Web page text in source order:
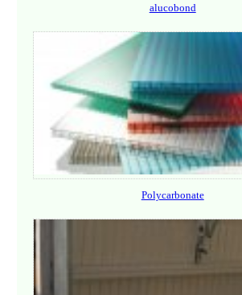
alucobond
Polycarbonate